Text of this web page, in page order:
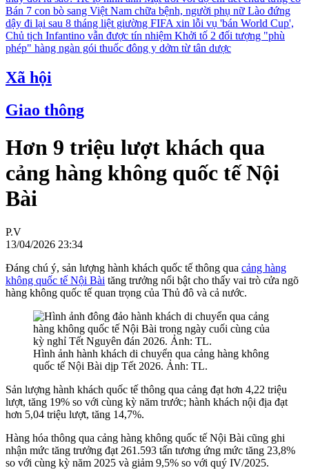
Bán 7 con bò sang Việt Nam chữa bệnh, người phụ nữ Lào đứng
dậy đi lại sau 8 tháng liệt giường FIFA xin lỗi vụ 'bán World Cup',
Chủ tịch Infantino vẫn được tín nhiệm Khởi tố 2 đối tượng "phù
phép" hàng ngàn gói thuốc đông y dởm từ tân dược
Xã hội
Giao thông
Hơn 9 triệu lượt khách qua
cảng hàng không quốc tế Nội
Bài
P.V
13/04/2026 23:34
Đáng chú ý, sản lượng hành khách quốc tế thông qua cảng hàng
không quốc tế Nội Bài tăng trưởng nổi bật cho thấy vai trò cửa ngõ
hàng không quốc tế quan trọng của Thủ đô và cả nước.
Hình ảnh hành khách di chuyển qua cảng hàng không
quốc tế Nội Bài dịp Tết 2026. Ảnh: TL.
Sản lượng hành khách quốc tế thông qua cảng đạt hơn 4,22 triệu
lượt, tăng 19% so với cùng kỳ năm trước; hành khách nội địa đạt
hơn 5,04 triệu lượt, tăng 14,7%.
Hàng hóa thông qua cảng hàng không quốc tế Nội Bài cũng ghi
nhận mức tăng trưởng đạt 261.593 tấn tương ứng mức tăng 23,8%
so với cùng kỳ năm 2025 và giảm 9,5% so với quý IV/2025.